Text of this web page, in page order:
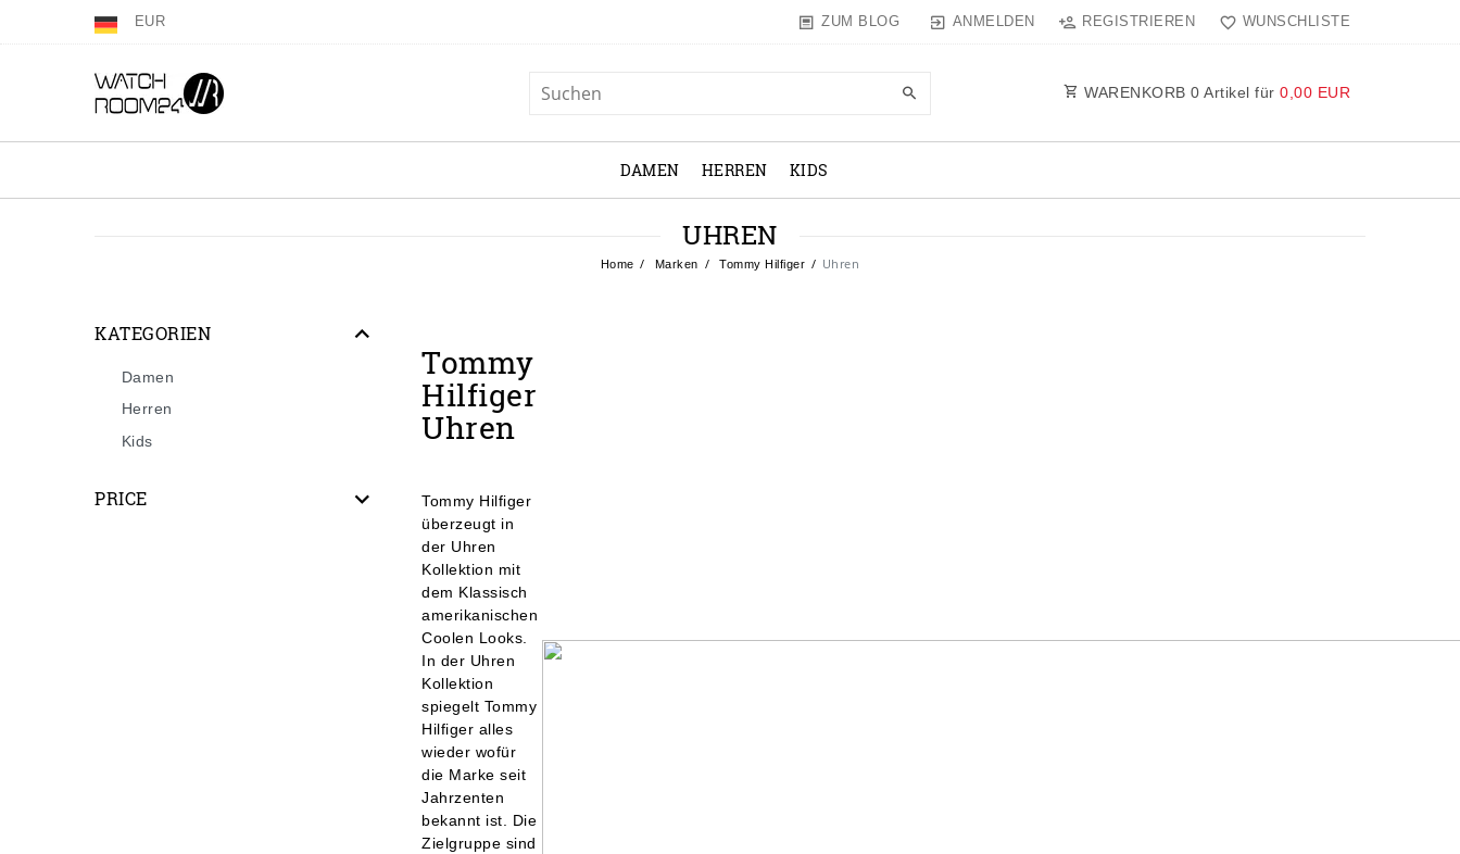
EUR ZUM BLOG ANMELDEN REGISTRIEREN WUNSCHLISTE
WARENKORB 0 Artikel für 0,00 EUR
DAMEN HERREN KIDS
UHREN
Home Marken Tommy Hilfiger Uhren
KATEGORIEN
Damen
Herren
Kids
PRICE
Tommy
Hilfiger
Uhren
Tommy Hilfiger
überzeugt in
der Uhren
Kollektion mit
dem Klassisch
amerikanischen
Coolen Looks.
In der Uhren
Kollektion
spiegelt Tommy
Hilfiger alles
wieder wofür
die Marke seit
Jahrzenten
bekannt ist. Die
Zielgruppe sind